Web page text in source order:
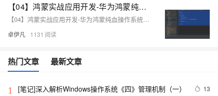
【04】鸿蒙实战应用开发-华为鸿蒙纯血操作系统Harmony OS NEXT-正确安装鸿蒙SDK-结构目录介绍-路由介绍-帧动画（ohos.animator）书写介绍-能够正常使用依赖库等-ArkUI基础组件介绍-全过程实战项目分享-从零开发到上线-优雅草卓伊凡
【04】鸿蒙实战应用开发-华为鸿蒙纯血操作系统Harmony OS NEXT-正确安装鸿蒙SDK-结构目录介绍-路由介绍-帧动画（ohos.animator）书写介绍-能够正常使用依赖库等-ArkUI基础组件介绍-全过程实战项目分享-从零开发到上线-优雅草卓伊凡
卓伊凡 1131
热门文章 最新文章
1 [笔记]深入解析Windows操作系统《四》管理机制（一） 13